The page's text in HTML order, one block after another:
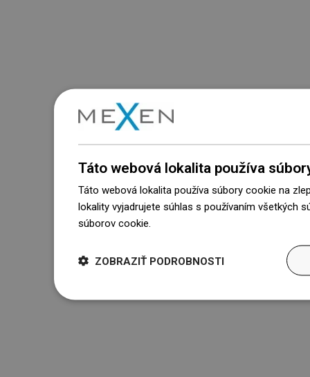
Táto webová lokalita používa
Táto webová lokalita používa súbory cookie na
lokality vyjadrujete súhlas s používaním všetkých
súborov cookie.
ZOBRAZIŤ PODROBNOSTI